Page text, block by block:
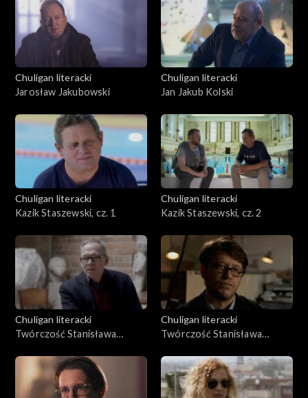
Chuligan literacki
Jarosław Jakubowski
Chuligan literacki
Jan Jakub Kolski
Chuligan literacki
Kazik Staszewski, cz. 1
Chuligan literacki
Kazik Staszewski, cz. 2
Chuligan literacki
Twórczość Stanisława
Chuligan literacki
Twórczość Stanisława